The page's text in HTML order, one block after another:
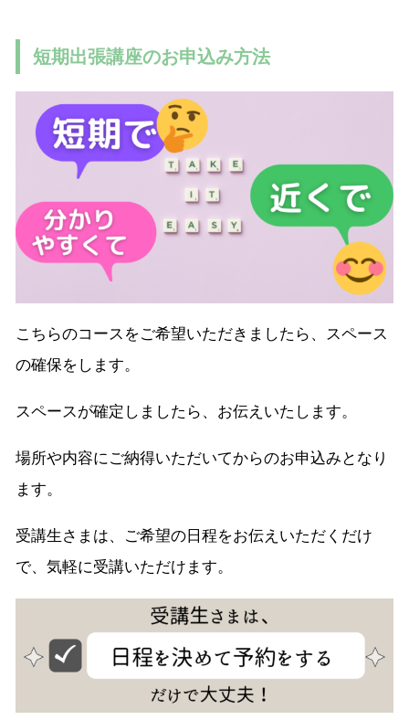
短期出張講座のお申込み方法
こちらのコースをご希望いただきましたら、スペース
の確保をします。
スペースが確定しましたら、お伝えいたします。
場所や内容にご納得いただいてからのお申込みとなり
ます。
受講生さまは、ご希望の日程をお伝えいただくだけ
で、気軽に受講いただけます。